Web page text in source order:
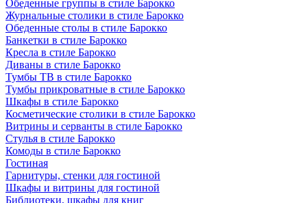
Обеденные группы в стиле Барокко
Журнальные столики в стиле Барокко
Обеденные столы в стиле Барокко
Банкетки в стиле Барокко
Кресла в стиле Барокко
Диваны в стиле Барокко
Тумбы ТВ в стиле Барокко
Тумбы прикроватные в стиле Барокко
Шкафы в стиле Барокко
Косметические столики в стиле Барокко
Витрины и серванты в стиле Барокко
Стулья в стиле Барокко
Комоды в стиле Барокко
Гостиная
Гарнитуры, стенки для гостиной
Шкафы и витрины для гостиной
Библиотеки, шкафы для книг